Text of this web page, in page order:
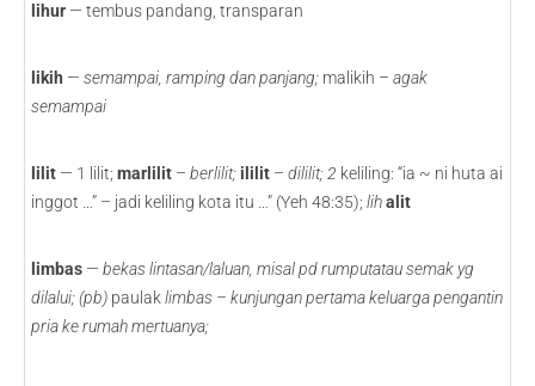
lihur — tembus pandang, transparan
likih — semampai, ramping dan panjang; malikih – agak
semampai
lilit — 1 lilit; marlilit – berlilit;ililit – dililit; 2 keliling: “ia ~ ni huta ai
inggot …” – jadi keliling kota itu …” (Yeh 48:35); lihalit
limbas — bekas lintasan/laluan, misal pd rumputatau semak yg
dilalui; (pb) paulaklimbas – kunjungan pertama keluarga pengantin
pria ke rumah mertuanya;